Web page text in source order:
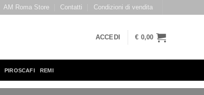
AM Roma Store Contatti Condizioni di vendita
ACCEDI € 0,00
PIROSCAFI REMI